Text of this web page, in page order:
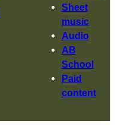
Sheet
music
Audio
AB
School
Paid
content